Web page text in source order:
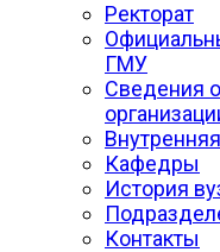
Ректорат
ГМУ
Сведения
Кафедры
История
Контакты